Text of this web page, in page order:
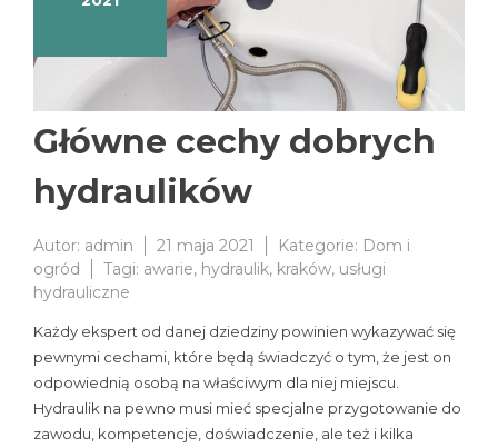
Główne cechy dobrych
hydraulików
Autor: admin 21 maja 2021 Kategorie: Dom i
ogród
Tagi: awarie, hydraulik, kraków, usługi
hydrauliczne
Każdy ekspert od danej dziedziny powinien wykazywać się
pewnymi cechami, które będą świadczyć o tym, że jest on
odpowiednią osobą na właściwym dla niej miejscu.
Hydraulik na pewno musi mieć specjalne przygotowanie do
zawodu, kompetencje, doświadczenie, ale też i kilka